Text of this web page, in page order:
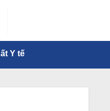
Y tế